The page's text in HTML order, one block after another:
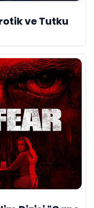
ve Tutku